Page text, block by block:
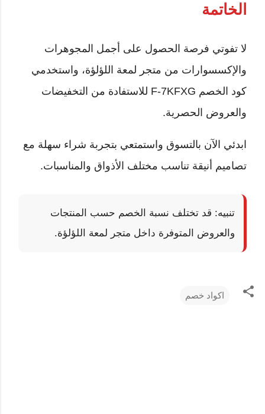
الخاتمة
لا تفوتي فرصة الحصول على أجمل المجوهرات
والإكسسوارات من متجر لمعة اللؤلؤة، واستخدمي
كود الخصم F-7KFXG للاستفادة من التخفيضات
والعروض الحصرية.
ابدئي الآن بالتسوق واستمتعي بتجربة شراء سهلة مع
تصاميم أنيقة تناسب مختلف الأذواق والمناسبات.
تنبيه: قد تختلف نسبة الخصم حسب المنتجات
والعروض المتوفرة داخل متجر لمعة اللؤلؤة.
اكواد خصم